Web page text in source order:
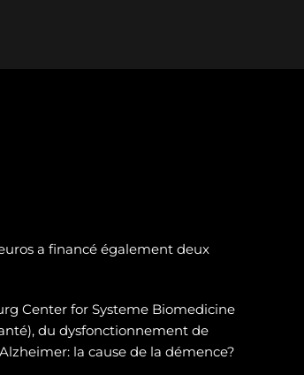
a financé également deux
Center for Systeme Biomedicine
du dysfonctionnement de
la cause de la démence?